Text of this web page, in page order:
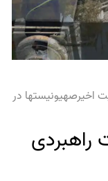
اخیرصهیونیستها در